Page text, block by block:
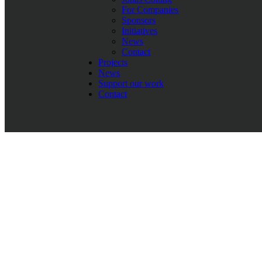
For Companies
Sponsors
Initiatives
News
Contact
Projects
News
Support our work
Contact
Loza Foundation Insamlingsstiftelse
Kyrkogårdsvägen 16, 432 45 Varberg, Sweden
info@lozafoundation.org
(+46) 733-213 823
SE4650000000057661020394